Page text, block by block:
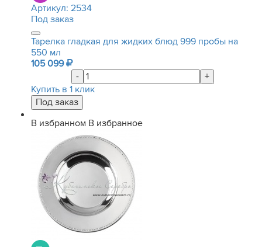
Артикул: 2534
Под заказ
Тарелка гладкая для жидких блюд 999 пробы на
550 мл
105 099
-
+
Купить в 1 клик
В избранном В избранное